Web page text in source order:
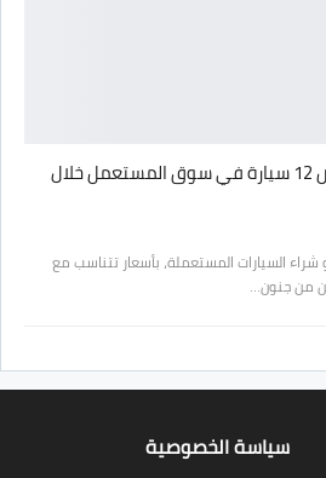
تبدأ من 65 ألف جنيه.. أرخص 12 سيارة في سوق المستعمل خلال
السيارات المستعملة، بأسعار تتناسب مع
من جنون…
سياسة الخصوصية